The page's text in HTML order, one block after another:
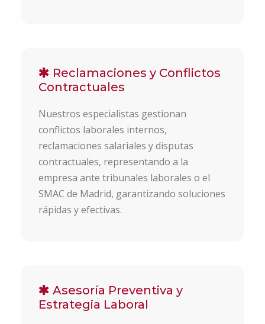
Reclamaciones y Conflictos
Contractuales
Nuestros especialistas gestionan
conflictos laborales internos,
reclamaciones salariales y disputas
contractuales, representando a la
empresa ante tribunales laborales o el
SMAC de Madrid, garantizando soluciones
rápidas y efectivas.
Asesoría Preventiva y
Estrategia Laboral